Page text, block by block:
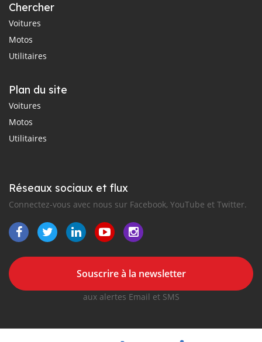
Chercher
Voitures
Motos
Utilitaires
Plan du site
Voitures
Motos
Utilitaires
Réseaux sociaux et flux
Connectez-vous avec nous sur Facebook, YouTube et Twitter.
Souscrire à la newsletter
aux alertes Email et SMS